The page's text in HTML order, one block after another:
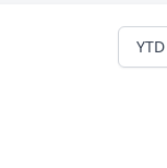
YTD